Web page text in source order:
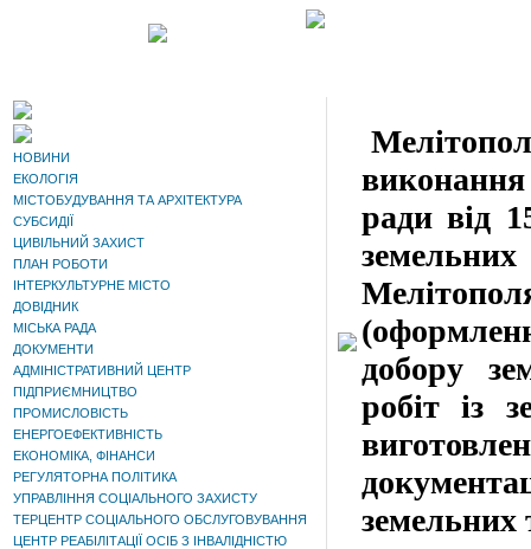
НОВИНИ
ЕКОЛОГІЯ
МІСТОБУДУВАННЯ ТА АРХІТЕКТУРА
СУБСИДІЇ
ЦИВІЛЬНИЙ ЗАХИСТ
ПЛАН РОБОТИ
ІНТЕРКУЛЬТУРНЕ МІСТО
ДОВІДНИК
МІСЬКА РАДА
ДОКУМЕНТИ
АДМІНІСТРАТИВНИЙ ЦЕНТР
ПІДПРИЄМНИЦТВО
ПРОМИСЛОВІСТЬ
ЕНЕРГОЕФЕКТИВНІСТЬ
ЕКОНОМІКА, ФІНАНСИ
РЕГУЛЯТОРНА ПОЛІТИКА
УПРАВЛІННЯ СОЦІАЛЬНОГО ЗАХИСТУ
ТЕРЦЕНТР СОЦІАЛЬНОГО ОБСЛУГОВУВАННЯ
ЦЕНТР РЕАБІЛІТАЦІЇ ОСІБ З ІНВАЛІДНІСТЮ
ради від
добору
робіт із
земельних